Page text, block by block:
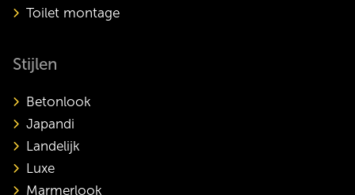
Toilet montage
Stijlen
Betonlook
Japandi
Landelijk
Luxe
Marmerlook